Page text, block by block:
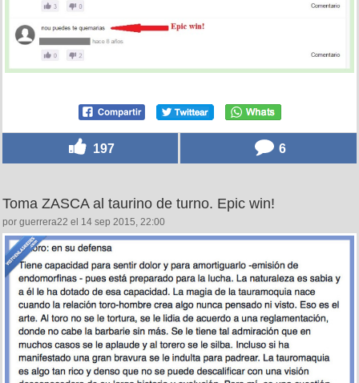
197 6
Toma ZASCA al taurino de turno. Epic win!
por guerrera22 el 14 sep 2015, 22:00